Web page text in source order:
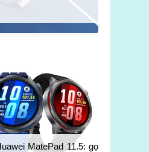
MatePad 11.5: gọn